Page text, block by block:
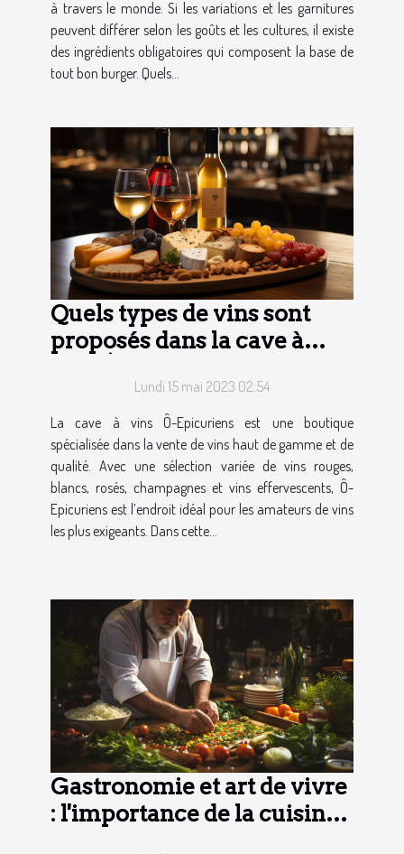
à travers le monde. Si les variations et les garnitures
peuvent différer selon les goûts et les cultures, il existe
des ingrédients obligatoires qui composent la base de
tout bon burger. Quels...
Quels types de vins sont
proposés dans la cave à
Lundi 15 mai 2023 02:54
La cave à vins Ô-Epicuriens est une boutique
spécialisée dans la vente de vins haut de gamme et de
qualité. Avec une sélection variée de vins rouges,
blancs, rosés, champagnes et vins effervescents, Ô-
Epicuriens est l’endroit idéal pour les amateurs de vins
les plus exigeants. Dans cette...
Gastronomie et art de vivre
: l'importance de la cuisine